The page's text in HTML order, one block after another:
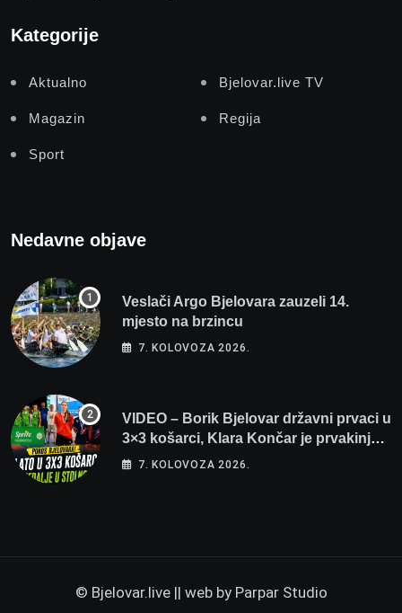
Kategorije
Aktualno Bjelovar.live TV
Magazin Regija
Sport
Nedavne objave
Veslači Argo Bjelovara zauzeli 14.
mjesto na brzincu
7. KOLOVOZA 2026.
VIDEO – Borik Bjelovar državni prvaci u
3×3 košarci, Klara Končar je prvakinja
Hrvatske u stolnom tenisu!
7. KOLOVOZA 2026.
© Bjelovar.live || web by Parpar Studio